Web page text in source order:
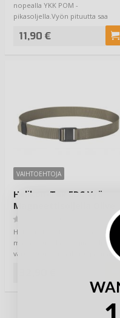
nopealla YKK POM -
pikasoljella.Vyön pituutta saa
11,90 €
VAIHTOEHTOJA
Helikon-Tex EDC Vyö
Magneettisoljella Olive
Helikon-Tex EDC Vyö on
magneettisella Woojin -soljella
varustettu, sen aukaisu ja kiinnitys